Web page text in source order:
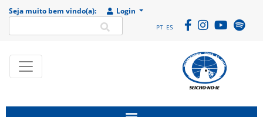
Seja muito bem vindo(a): Login
PT ES